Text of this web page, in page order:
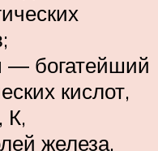
― богатейший
кислот,
К,
железа.